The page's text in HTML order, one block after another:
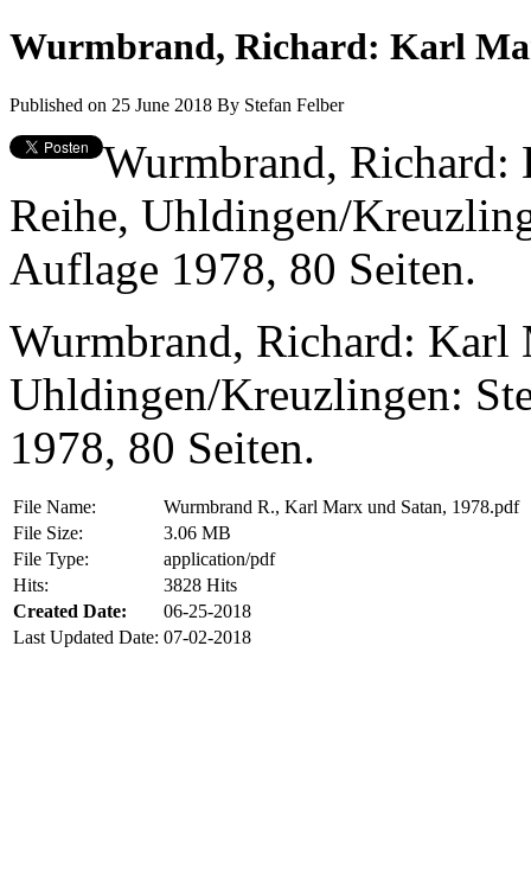
Wurmbrand, Richard: Karl
Published on 25 June 2018 By Stefan Felber
Wurmbrand,
Reihe, Uhldingen/
Auflage 1978, 80 Seiten.
Wurmbrand, Richard: Karl
Uhldingen/Kreuzlingen:
1978, 80 Seiten.
File Name:
Wurmbrand R., Karl Marx und Satan, 1978.pdf
File Size:
3.06 MB
File Type:
application/pdf
Hits:
3828 Hits
Created Date:
06-25-2018
Last Updated Date: 07-02-2018